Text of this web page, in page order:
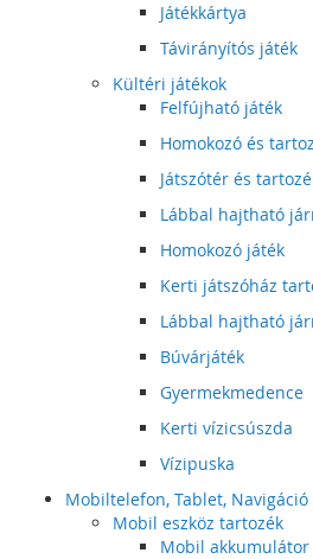
Játékkártya
Távirányítós játék
Kültéri játékok
Felfújható játék
Homokozó és
Játszótér és
Lábbal hajtható
Homokozó játék
Kerti játszóház
Lábbal hajtható
Búvárjáték
Gyermekmedence
Kerti vízicsúszda
Vízipuska
Mobiltelefon, Tablet, Navigáció
Mobil eszköz tartozék
Mobil akkumulátor